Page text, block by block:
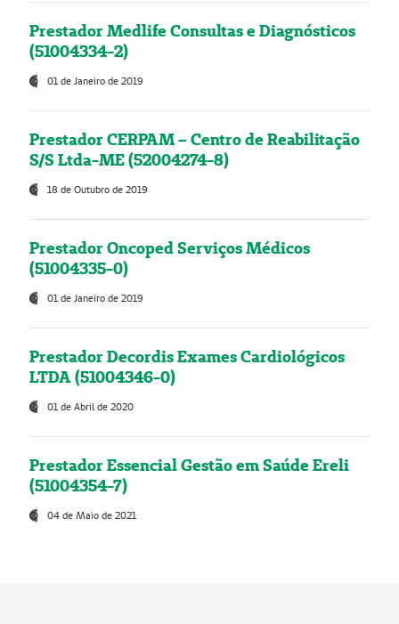
Prestador Medlife Consultas e Diagnósticos
(51004334-2)
01 de Janeiro de 2019
Prestador CERPAM – Centro de Reabilitação
S/S Ltda-ME (52004274-8)
18 de Outubro de 2019
Prestador Oncoped Serviços Médicos
(51004335-0)
01 de Janeiro de 2019
Prestador Decordis Exames Cardiológicos
LTDA (51004346-0)
01 de Abril de 2020
Prestador Essencial Gestão em Saúde Ereli
(51004354-7)
04 de Maio de 2021